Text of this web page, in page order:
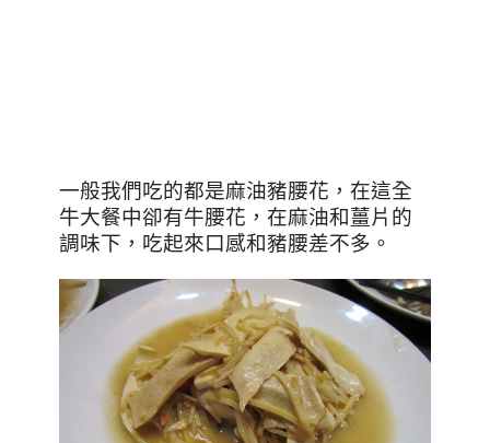
一般我們吃的都是麻油豬腰花，在這全
牛大餐中卻有牛腰花，在麻油和薑片的
調味下，吃起來口感和豬腰差不多。